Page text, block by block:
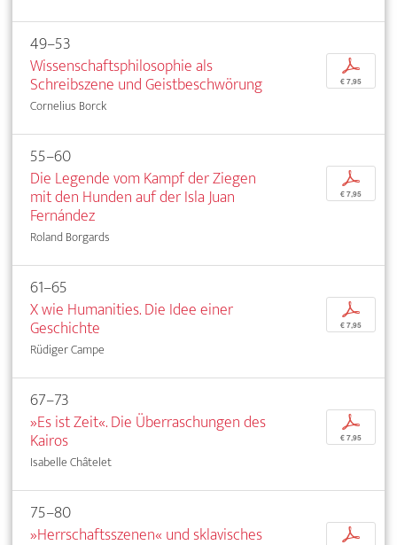
49–53
Wissenschaftsphilosophie als
Schreibszene und Geistbeschwörung
Cornelius Borck
p
€ 7,95
55–60
Die Legende vom Kampf der Ziegen
mit den Hunden auf der Isla Juan
Fernández
Roland Borgards
p
€ 7,95
61–65
X wie Humanities. Die Idee einer
Geschichte
Rüdiger Campe
p
€ 7,95
67–73
»Es ist Zeit«. Die Überraschungen des
Kairos
Isabelle Châtelet
p
€ 7,95
75–80
»Herrschaftsszenen« und sklavisches
p